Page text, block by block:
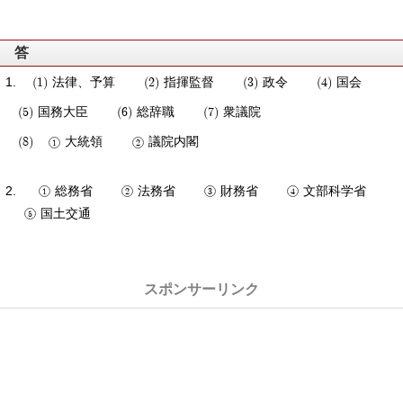
答
法律、予算 指揮監督 政令 国会
国務大臣 総辞職 衆議院
大統領 議院内閣
総務省 法務省 財務省
文部科学省
国土交通